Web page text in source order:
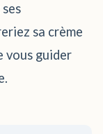
sa crème
vous guider